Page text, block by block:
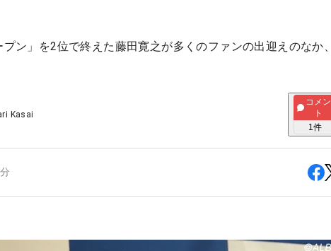
ン」を2位で終えた藤田寛之が多くのファンの出迎えのなか、
Kasai
コメン
ト
1件